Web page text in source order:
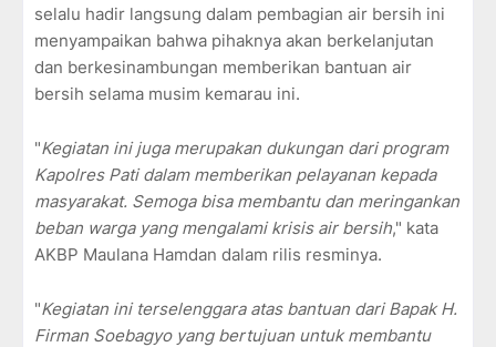
selalu hadir langsung dalam pembagian air bersih ini
menyampaikan bahwa pihaknya akan berkelanjutan
dan berkesinambungan memberikan bantuan air
bersih selama musim kemarau ini.
"Kegiatan ini juga merupakan dukungan dari program
Kapolres Pati dalam memberikan pelayanan kepada
masyarakat. Semoga bisa membantu dan meringankan
beban warga yang mengalami krisis air bersih," kata
AKBP Maulana Hamdan dalam rilis resminya.
"Kegiatan ini terselenggara atas bantuan dari Bapak H.
Firman Soebagyo yang bertujuan untuk membantu